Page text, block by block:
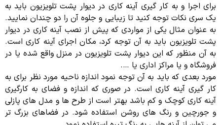
برای اجرا و به کار گیری آینه کاری در دیوار پشت تلویزیون باید به
یک سری نکات توجه کنید تا زیبایی و جلوه آن را دو چندان نمایید.
به عنوان مثال یکی از مواردی که پیش از نصب آینه کاری در دیوار
پشت تلویزیون باید به آن توجه کرد، مکان اجرای آینه کاری است.
به آن منظور که این دیوار پشت تلویزیون در منزل واقع شده یا در
فروشگاه و یا مراکز اداری یا ….
مورد بعدی که باید به آن توجه نمود اندازه ناحیه مورد نظر برای به
کار گیری آینه کاری است. در صوری که اندازه و فضای به کارگیری
آینه کاری کوچک و کم باشد بهتر است از طرح ها و مدل های پازلی
و جورچین و رنگ های روشن استفاده شود. در فضاهای بزرگ تر